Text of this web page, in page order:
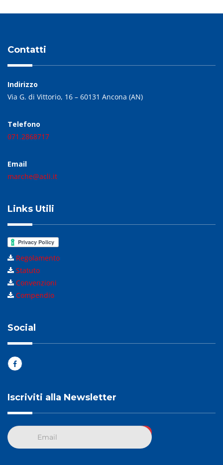
Contatti
Indirizzo
Via G. di Vittorio, 16 – 60131 Ancona (AN)
Telefono
071.2868717
Email
marche@acli.it
Links Utili
Regolamento
Statuto
Convenzioni
Compendio
Social
Iscriviti alla Newsletter